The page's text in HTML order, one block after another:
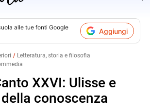
alle tue fonti Google
Aggiungi
Letteratura, storia e filosofia
XXVI: Ulisse e
della conoscenza